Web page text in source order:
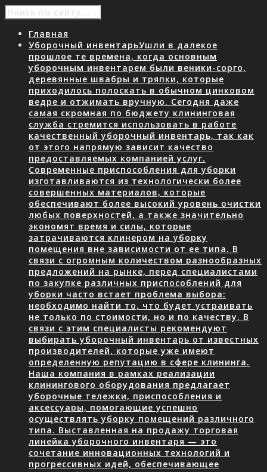
Главная
Уборочный инвентарьУшли в далекое
прошлое те времена, когда основным
уборочным инвентарем были веники-сорго,
деревянные швабры и тряпки, которые
приходилось полоскать в обычном цинковом
ведре и отжимать вручную. Сегодня даже
самая скромная по бюджету клининговая
служба стремится использовать в работе
качественный уборочный инвентарь, так как
от этого напрямую зависит качество
предоставляемых компанией услуг.
Современные приспособления для уборки
изготавливаются из технологически более
совершенных материалов, которые
обеспечивают более высокий уровень очистки
любых поверхностей, а также значительно
экономят время и силы, которые
затрачиваются клинером на уборку
помещения вне зависимости от ее типа. В
связи с огромным количеством разнообразных
предложений на рынке, перед специалистами
по закупке различных приспособлений для
уборки часто встает проблема выбора:
необходимо найти то, что будет устраивать
не только по стоимости, но и по качеству. В
связи с этим специалисты рекомендуют
выбирать уборочный инвентарь от известных
производителей, которые уже имеют
определенную репутацию в сфере клининга.
Наша компания в рамках реализации
клинингового оборудования предлагает
уборочные тележки, приспособления и
аксессуары, помогающие успешно
осуществлять уборку помещений различного
типа. Выставленная на продажу торговая
линейка уборочного инвентаря — это
сочетание инновационных технологий и
прогрессивных идей, обеспечивающее